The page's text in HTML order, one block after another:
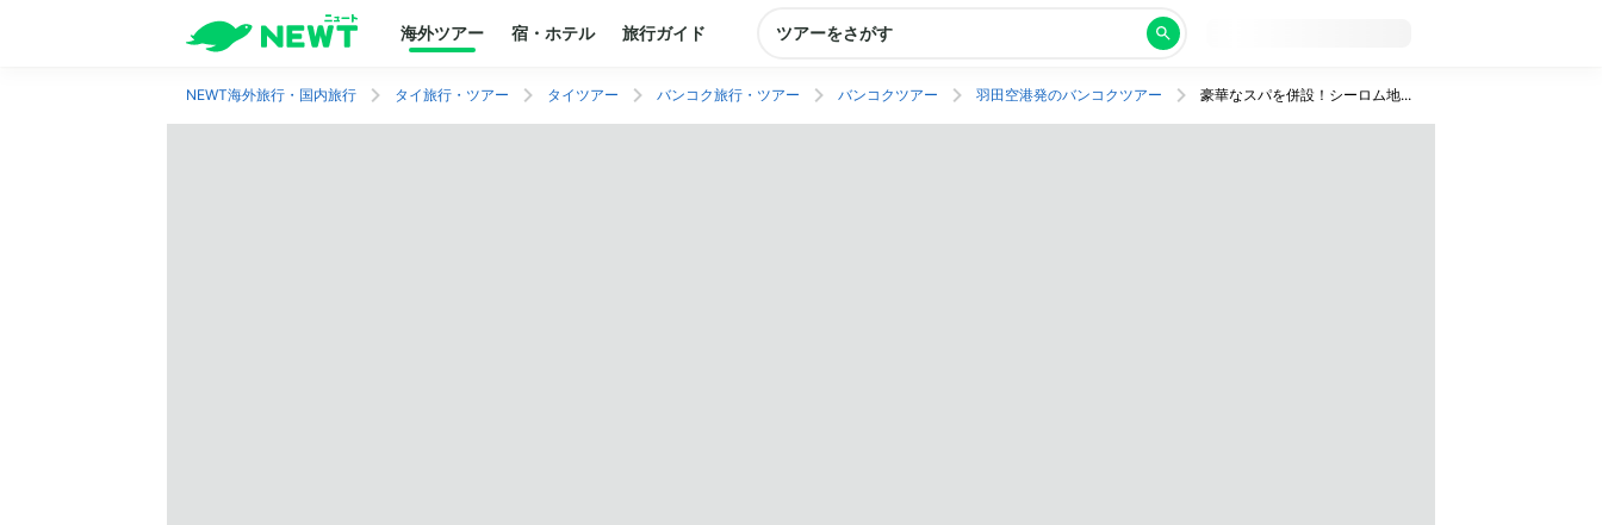
海外ツアー 宿・ホテル 旅行ガイド ツアーをさがす
NEWT海外旅行・国内旅行 タイ旅行・ツアー タイツアー バンコク旅行・ツアー バンコクツアー 羽田空港発のバンコクツアー 豪華なスパを併設！シーロム地区の高級タワーホテルに宿泊。行きは機内泊、帰りは午後発